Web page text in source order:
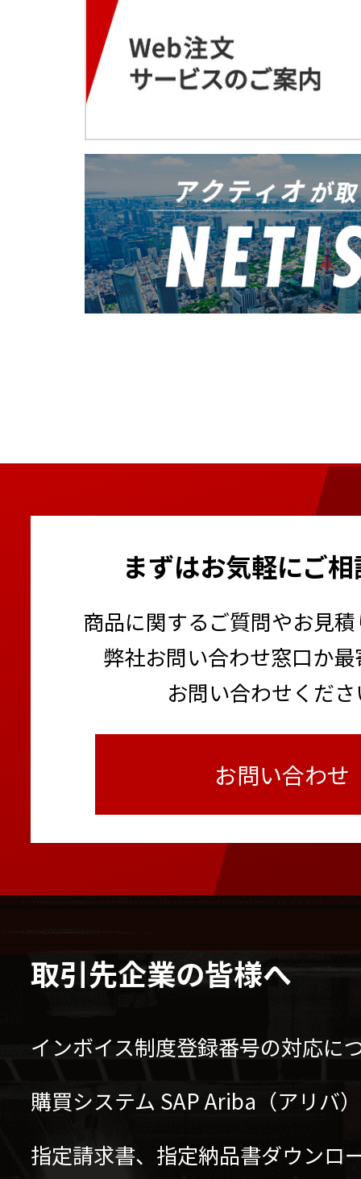
まずはお気軽にご
商品に関するご質問やお見
弊社お問い合わせ窓口か
お問い合わせくだ
お問い合わせ
取引先企業の皆様へ
インボイス制度登録番号の対応に
購買システム SAP Ariba（アリバ
指定請求書、指定納品書ダウンロ